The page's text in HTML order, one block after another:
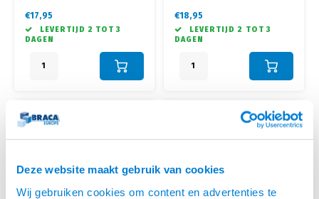
Deze website maakt gebruik van cookies
Wij gebruiken cookies om content en advertenties te
Wieland stekker naar het
stopcontact
• Wieland is het meest gebruikte
€17,95
LEVERTIJD 2 TOT 3
DAGEN
met bevestigingsklem
• Uitsluitend geschikt voor
Wieland GST 18 f
€18,95
LEVERTIJD 2 TOT 3
DAGEN